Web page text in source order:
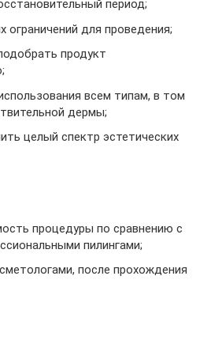
период;
ограничений для проведения;
продукт
всем типам, в том
дермы;
целый спектр эстетических
процедуры по сравнению с
пилингами;
после прохождения